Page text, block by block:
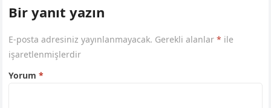
Bir yanıt yazın
E-posta adresiniz yayınlanmayacak. Gerekli alanlar* ile
işaretlenmişlerdir
Yorum*